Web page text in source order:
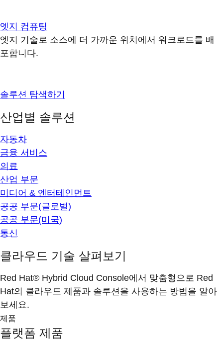
엣지 컴퓨팅
엣지 기술로 소스에 더 가까운 위치에서 워크로드를 배
포합니다.
솔루션 탐색하기
산업별 솔루션
자동차
금융 서비스
의료
산업 부문
미디어 & 엔터테인먼트
공공 부문(글로벌)
공공 부문(미국)
통신
클라우드 기술 살펴보기
Red Hat® Hybrid Cloud Console에서 맞춤형으로 Red
Hat의 클라우드 제품과 솔루션을 사용하는 방법을 알아
보세요.
제품
플랫폼 제품